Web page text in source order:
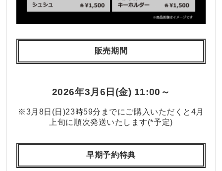
販売期間
2026年3月6日(金) 11:00～
※3月8日(日)23時59分までにご購入いただくと4月
上旬に順次発送いたします(*予定)
早期予約特典